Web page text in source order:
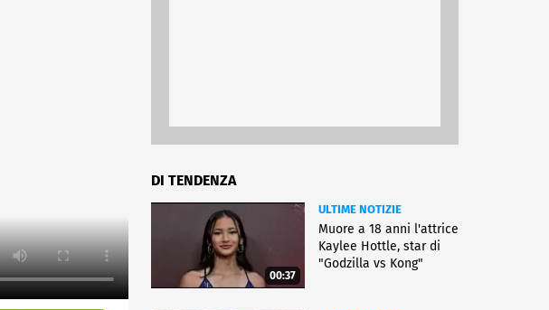
DI TENDENZA
00:37
ULTIME NOTIZIE
Muore a 18 anni l'attrice
Kaylee Hottle, star di
"Godzilla vs Kong"